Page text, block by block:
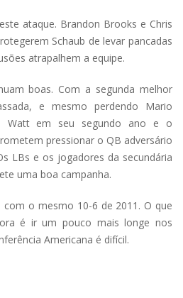
ataque. Brandon Brooks e Chris
Schaub de levar pancadas
atrapalhem a equipe.
boas. Com a segunda melhor
e mesmo perdendo Mario
Watt em seu segundo ano e o
pressionar o QB adversário
LBs e os jogadores da secundária
uma boa campanha.
com o mesmo 10-6 de 2011. O que
é ir um pouco mais longe nos
Americana é difícil.